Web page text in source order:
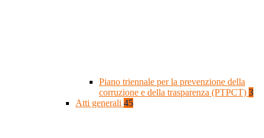
Piano triennale per la prevenzione della
corruzione e della trasparenza (PTPCT) 3
Atti generali 45